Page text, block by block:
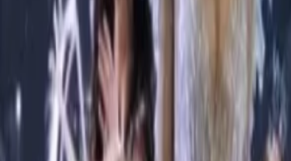
Giriş Yap / Üye Ol